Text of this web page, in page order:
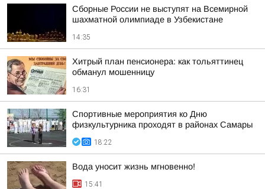
Сборные России не выступят на Всемирной
шахматной олимпиаде в Узбекистане
14:35
Хитрый план пенсионера: как тольяттинец
обманул мошенницу
16:31
Спортивные мероприятия ко Дню
физкультурника проходят в районах Самары
18:22
Вода уносит жизнь мгновенно!
15:41